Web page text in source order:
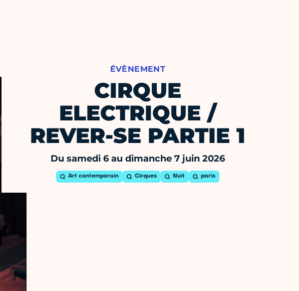
ÉVÈNEMENT
CIRQUE
ELECTRIQUE /
REVER-SE PARTIE 1
Du samedi 6 au dimanche 7 juin 2026
Art contemporain Cirques Nuit paris